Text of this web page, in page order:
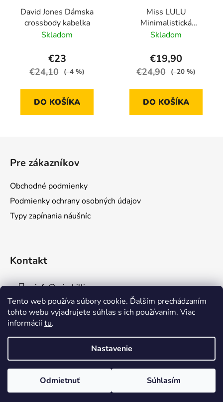
Tento web používa súbory cookie. Ďalším prechádzaním
tohto webu vyjadrujete súhlas s ich používaním. Viac
informáciítu.
Nastavenie
Odmietnuť Súhlasím
David Jones Dámska
crossbody kabelka
Skladom
€23
€24,10 (–4 %)
DO KOŠÍKA
Miss LULU
Minimalistická
elegantná kabelka
Skladom
€19,90
€24,90 (–20 %)
DO KOŠÍKA
Pre zákazníkov
Obchodné podmienky
Podmienky ochrany osobných údajov
Typy zapínania náušníc
Kontakt
info@mirabillis.eu
0950854697
Vytvoril Shoptet
Copyright 2026Mirabillis. Všetky práva vyhradené.